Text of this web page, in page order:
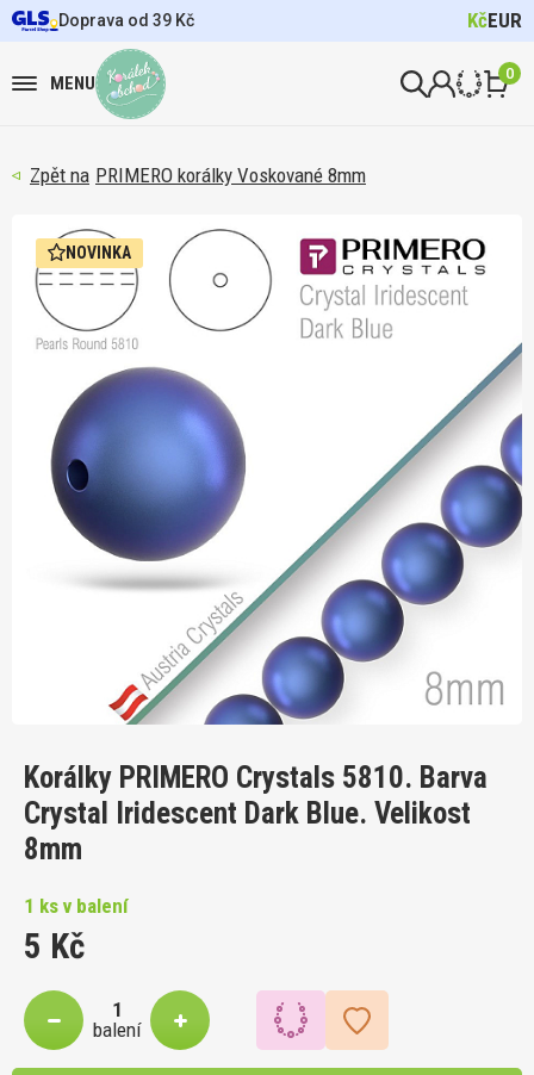
Doprava od 39 Kč KčEUR
MENU 0
PRIMERO korálky Voskované 8mm
NOVINKA
Korálky PRIMERO Crystals 5810. Barva
Crystal Iridescent Dark Blue. Velikost
8mm
1 ks v balení
5 Kč
balení